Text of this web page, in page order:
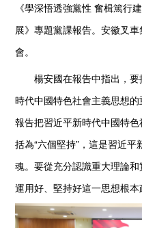
《學深悟透強黨性 奮楫篤行
展》專題黨課報告。安徽叉
會。
楊安國在報告中指出，要
時代中國特色社會主義思想
報告把習近平新時代中國特
括為“六個堅持”，這是習近
魂。要從充分認識重大理論和
運用好、堅持好這一思想根本